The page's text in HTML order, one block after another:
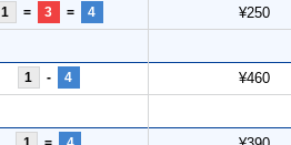
1 = 3 = 4 ¥250
1 - 4 ¥460